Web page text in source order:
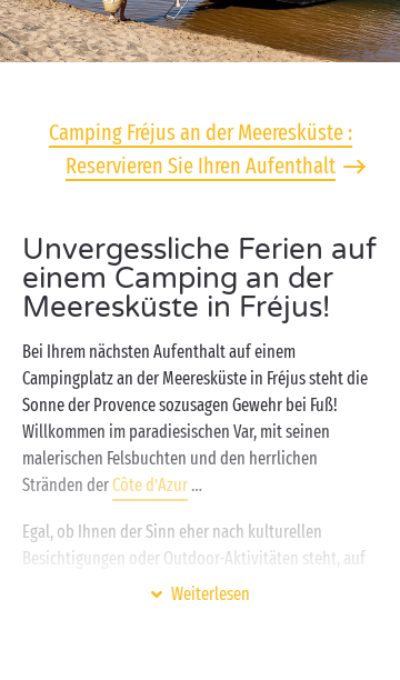
Camping Fréjus an der Meeresküste :
Reservieren Sie Ihren Aufenthalt
Unvergessliche Ferien auf
einem Camping an der
Meeresküste in Fréjus!
Bei Ihrem nächsten Aufenthalt auf einem
Campingplatz an der Meeresküste in Fréjus steht die
Sonne der Provence sozusagen Gewehr bei Fuß!
Willkommen im paradiesischen Var, mit seinen
malerischen Felsbuchten und den herrlichen
Stränden derCôte d’Azur…
Egal, ob Ihnen der Sinn eher nach kulturellen
Besichtigungen oder Outdoor-Aktivitäten steht, auf
unseren Campings an der Meeresküste in
Weiterlesen